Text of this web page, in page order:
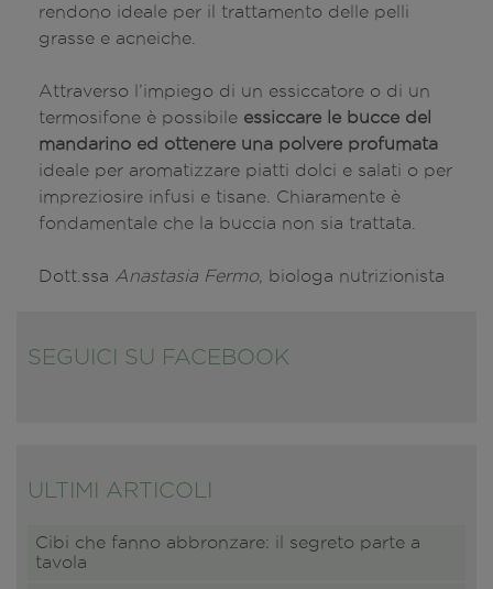
rendono ideale per il trattamento delle pelli
grasse e acneiche.
Attraverso l’impiego di un essiccatore o di un
termosifone è possibile essiccare le bucce del
mandarino ed ottenere una polvere profumata
ideale per aromatizzare piatti dolci e salati o per
impreziosire infusi e tisane. Chiaramente è
fondamentale che la buccia non sia trattata.
Dott.ssa Anastasia Fermo, biologa nutrizionista
SEGUICI SU FACEBOOK
ULTIMI ARTICOLI
Cibi che fanno abbronzare: il segreto parte a
tavola